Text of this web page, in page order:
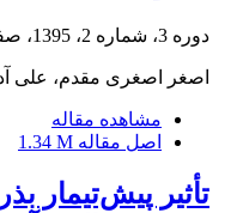
دوره 3، شماره 2، 1395، صفحه
اصغر اصغری مقدم، علی
مشاهده مقاله
اصل مقاله 1.34 M
تأثیر پیش‌تیمار